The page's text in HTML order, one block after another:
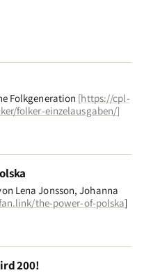
Folkgeneration [https://cpl-
folker-einzelausgaben/]
Lena Jonsson, Johanna
the-power-of-polska]
200!